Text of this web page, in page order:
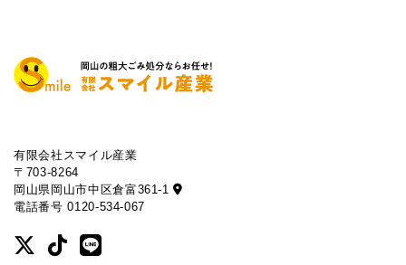
有限会社スマイル産業
〒703-8264
岡山県岡山市中区倉富361-1
電話番号 0120-534-067